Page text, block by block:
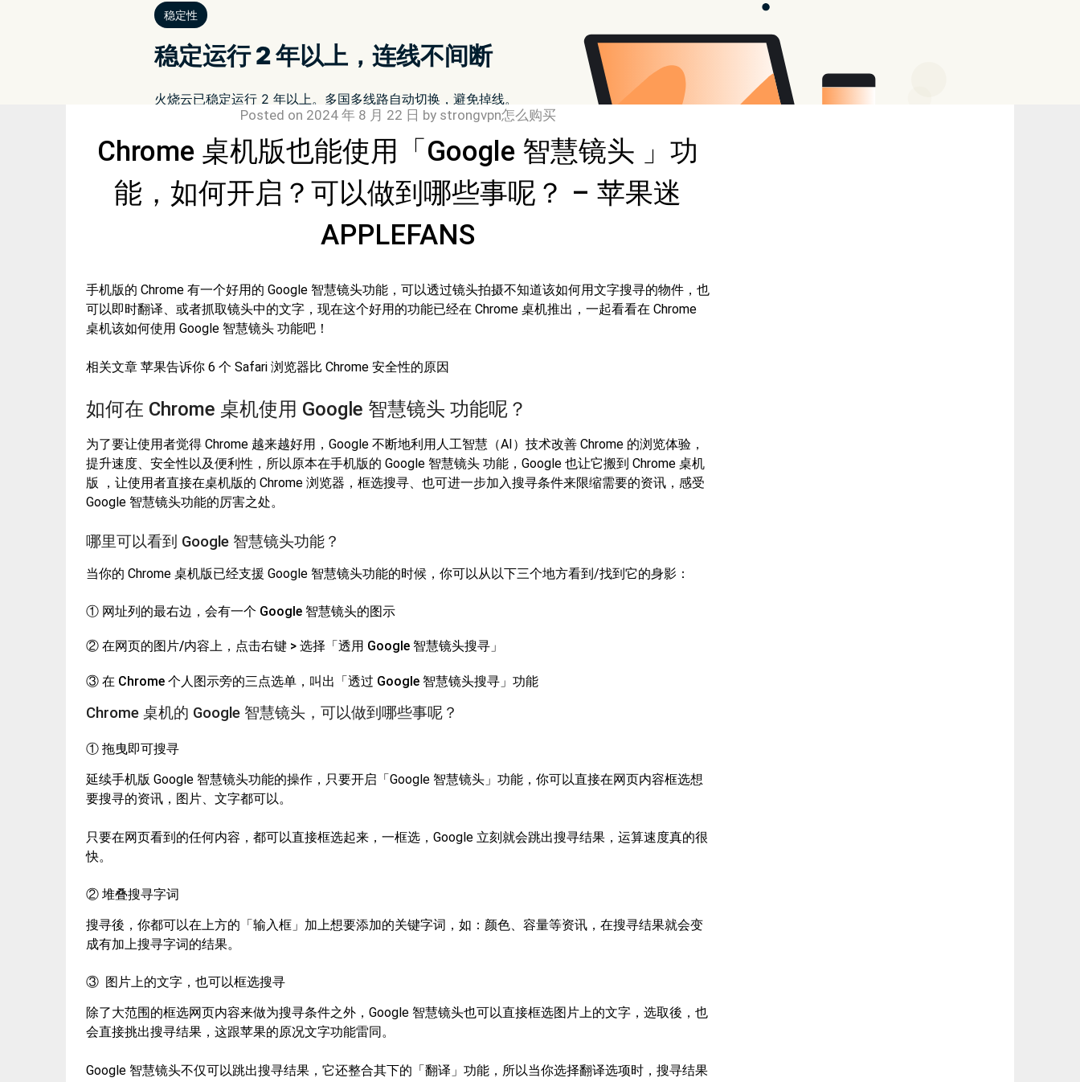
Chrome 桌机版也能使用「Google 智慧镜头 」功
能，如何开启？可以做到哪些事呢？ – 苹果迷
APPLEFANS
Posted on 2024 年 8 月 22 日 by strongvpn怎么购买
手机版的 Chrome 有一个好用的 Google 智慧镜头功能，可以透过镜头拍摄不知道该如何用文字搜寻的物件，也
可以即时翻译、或者抓取镜头中的文字，现在这个好用的功能已经在 Chrome 桌机推出，一起看看在 Chrome
桌机该如何使用 Google 智慧镜头 功能吧！
相关文章 苹果告诉你 6 个 Safari 浏览器比 Chrome 安全性的原因
如何在 Chrome 桌机使用 Google 智慧镜头 功能呢？
为了要让使用者觉得 Chrome 越来越好用，Google 不断地利用人工智慧（AI）技术改善 Chrome 的浏览体验，
提升速度、安全性以及便利性，所以原本在手机版的 Google 智慧镜头 功能，Google 也让它搬到 Chrome 桌机
版 ，让使用者直接在桌机版的 Chrome 浏览器，框选搜寻、也可进一步加入搜寻条件来限缩需要的资讯，感受
Google 智慧镜头功能的厉害之处。
哪里可以看到 Google 智慧镜头功能？
当你的 Chrome 桌机版已经支援 Google 智慧镜头功能的时候，你可以从以下三个地方看到/找到它的身影：
① 网址列的最右边，会有一个 Google 智慧镜头的图示
② 在网页的图片/内容上，点击右键 > 选择「透用 Google 智慧镜头搜寻」
③ 在 Chrome 个人图示旁的三点选单，叫出「透过 Google 智慧镜头搜寻」功能
Chrome 桌机的 Google 智慧镜头，可以做到哪些事呢？
① 拖曳即可搜寻
延续手机版 Google 智慧镜头功能的操作，只要开启「Google 智慧镜头」功能，你可以直接在网页内容框选想
要搜寻的资讯，图片、文字都可以。
只要在网页看到的任何内容，都可以直接框选起来，一框选，Google 立刻就会跳出搜寻结果，运算速度真的很
快。
② 堆叠搜寻字词
搜寻後，你都可以在上方的「输入框」加上想要添加的关键字词，如：颜色、容量等资讯，在搜寻结果就会变
成有加上搜寻字词的结果。
③ 图片上的文字，也可以框选搜寻
除了大范围的框选网页内容来做为搜寻条件之外，Google 智慧镜头也可以直接框选图片上的文字，选取後，也
会直接挑出搜寻结果，这跟苹果的原况文字功能雷同。
Google 智慧镜头不仅可以跳出搜寻结果，它还整合其下的「翻译」功能，所以当你选择翻译选项时，搜寻结果